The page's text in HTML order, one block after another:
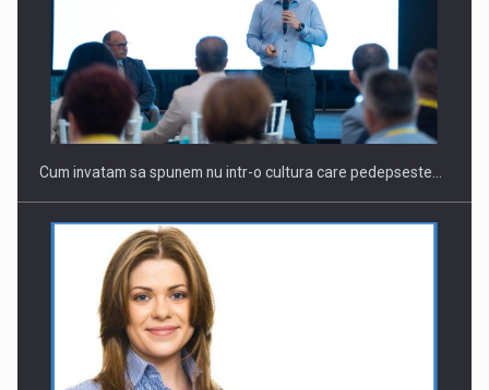
Cum invatam sa spunem nu intr-o cultura care pedepseste…